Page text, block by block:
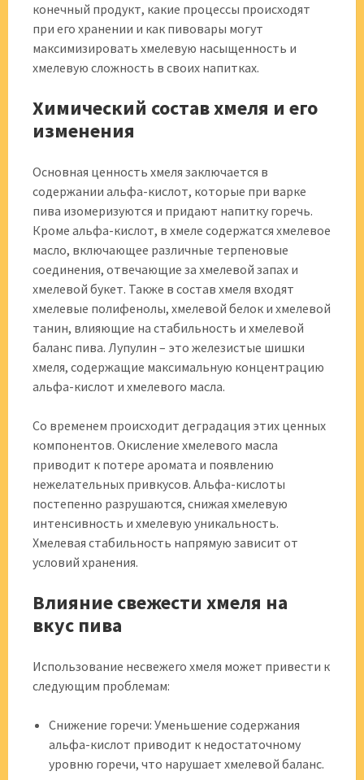
конечный продукт, какие процессы происходят
при его хранении и как пивовары могут
максимизировать хмелевую насыщенность и
хмелевую сложность в своих напитках.
Химический состав хмеля и его
изменения
Основная ценность хмеля заключается в
содержании альфа-кислот, которые при варке
пива изомеризуются и придают напитку горечь.
Кроме альфа-кислот, в хмеле содержатся хмелевое
масло, включающее различные терпеновые
соединения, отвечающие за хмелевой запах и
хмелевой букет. Также в состав хмеля входят
хмелевые полифенолы, хмелевой белок и хмелевой
танин, влияющие на стабильность и хмелевой
баланс пива. Лупулин – это железистые шишки
хмеля, содержащие максимальную концентрацию
альфа-кислот и хмелевого масла.
Со временем происходит деградация этих ценных
компонентов. Окисление хмелевого масла
приводит к потере аромата и появлению
нежелательных привкусов. Альфа-кислоты
постепенно разрушаются, снижая хмелевую
интенсивность и хмелевую уникальность.
Хмелевая стабильность напрямую зависит от
условий хранения.
Влияние свежести хмеля на
вкус пива
Использование несвежего хмеля может привести к
следующим проблемам:
Снижение горечи: Уменьшение содержания
альфа-кислот приводит к недостаточному
уровню горечи, что нарушает хмелевой баланс.